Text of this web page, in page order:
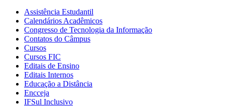
Assistência Estudantil
Calendários Acadêmicos
Congresso de Tecnologia da Informação
Contatos do Câmpus
Cursos
Cursos FIC
Editais de Ensino
Editais Internos
Educação a Distância
Encceja
IFSul Inclusivo